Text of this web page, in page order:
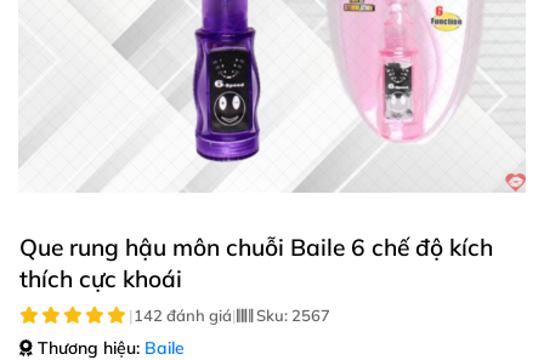
Que rung hậu môn chuỗi Baile 6 chế độ kích
thích cực khoái
|142 đánh giá| Sku: 2567
Thương hiệu: Baile